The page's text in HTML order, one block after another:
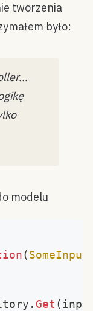
tworzenia
było:
modelu
(SomeInput
. Get (